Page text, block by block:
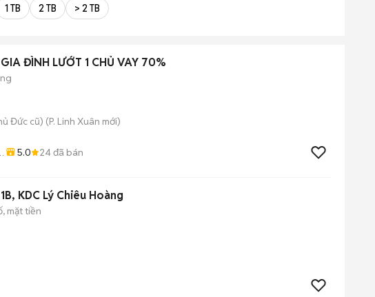
1 TB 2 TB > 2 TB
ĐÌNH LƯỚT 1 CHỦ VAY 70%
Đức cũ) (P. Linh Xuân mới)
5.0 24đã bán
KDC Lý Chiêu Hoàng
mặt tiền